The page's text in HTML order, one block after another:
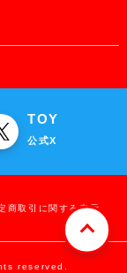
TOY
公式X
商取引に関する表示
reserved.